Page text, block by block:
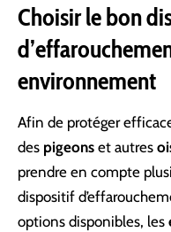
Choisir le bon
environnement
Afin de protéger
des pigeons et autres
prendre en compte
dispositif
options disponibles, les